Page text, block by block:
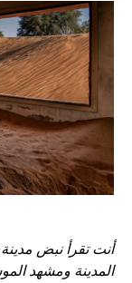
أنت تقرأ نبض مدينة
المدينة ومشهد